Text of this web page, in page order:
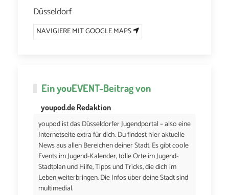
Düsseldorf
NAVIGIERE MIT GOOGLE MAPS
EinyouEVENT-Beitrag von
youpod.de Redaktion
youpod ist das Düsseldorfer Jugendportal – also eine
Internetseite extra für dich. Du findest hier aktuelle
News aus allen Bereichen deiner Stadt. Es gibt coole
Events im Jugend-Kalender, tolle Orte im Jugend-
Stadtplan und Hilfe, Tipps und Tricks, die dich im
Leben weiterbringen. Die Infos über deine Stadt sind
multimedial.